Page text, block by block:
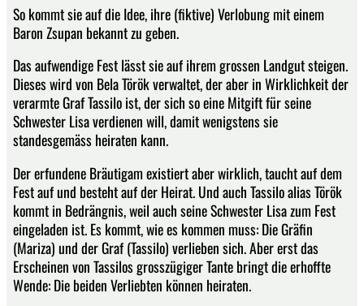
So kommt sie auf die Idee, ihre (fiktive) Verlobung mit einem
Baron Zsupan bekannt zu geben.
Das aufwendige Fest lässt sie auf ihrem grossen Landgut steigen.
Dieses wird von Bela Török verwaltet, der aber in Wirklichkeit der
verarmte Graf Tassilo ist, der sich so eine Mitgift für seine
Schwester Lisa verdienen will, damit wenigstens sie
standesgemäss heiraten kann.
Der erfundene Bräutigam existiert aber wirklich, taucht auf dem
Fest auf und besteht auf der Heirat. Und auch Tassilo alias Török
kommt in Bedrängnis, weil auch seine Schwester Lisa zum Fest
eingeladen ist. Es kommt, wie es kommen muss: Die Gräfin
(Mariza) und der Graf (Tassilo) verlieben sich. Aber erst das
Erscheinen von Tassilos grosszügiger Tante bringt die erhoffte
Wende: Die beiden Verliebten können heiraten.